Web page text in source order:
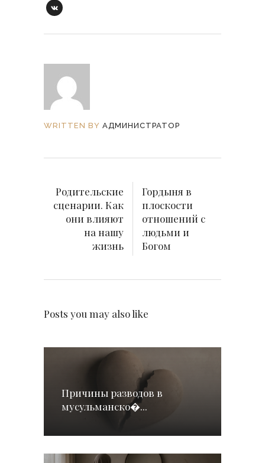
WRITTEN BY АДМИНИСТРАТОР
Родительские
сценарии. Как
они влияют
на нашу
жизнь
Гордыня в
плоскости
отношений с
людьми и
Богом
Posts you may also like
Причины разводов в
мусульманско�...